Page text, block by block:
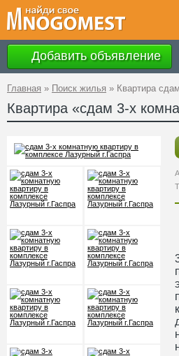
Добавить объявление
Главная » Поиск жилья » Квартира
Квартира «cдам 3-х